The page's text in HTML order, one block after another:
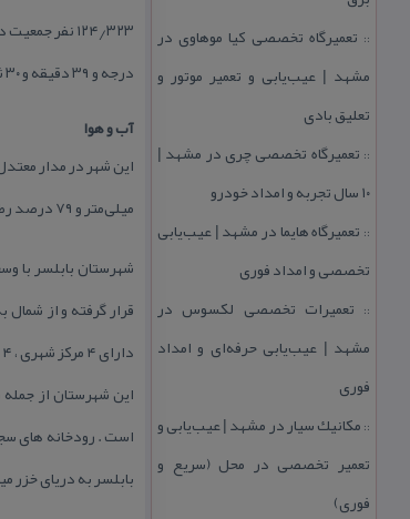
:: تعمیرگاه تخصصی كیا موهاوی در
مشهد | عیب‌یابی و تعمیر موتور و
تعلیق بادی
:: تعمیرگاه تخصصی چری در مشهد |
۱۰ سال تجربه و امداد خودرو
:: تعمیرگاه هایما در مشهد | عیب‌یابی
تخصصی و امداد فوری
:: تعمیرات تخصصی لكسوس در
مشهد | عیب‌یابی حرفه‌ای و امداد
فوری
:: مكانیك سیار در مشهد | عیب‌یابی و
تعمیر تخصصی در محل (سریع و
فوری)
درجه و ۳۹ دقیقه و ۳۰ ثانیه طول جغرافیایی و ۳۶ درجه و ۴۳ دقیقه عرض جغرافیایی قرار دارد.
آب و هوا
میلی‌متر و ۷۹ درصد رطوبت، یكی از خوش آب و هوا ترین مناطق كشور بشمار می‌آید.
قرار گرفته و از
دارای ۴ مركز شهری ، ۴ بخش ، ۸ دهستان و ۹۳ آبادی دارای سكنه است .
این شهرستان از
است . رودخانه های
بابلسر به دریای خزر